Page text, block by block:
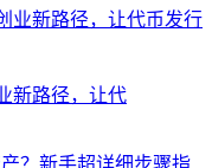
新路径，让代